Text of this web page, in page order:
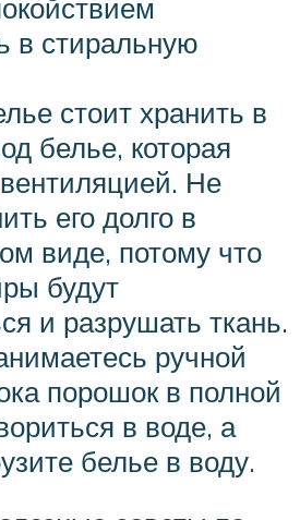
в стиральную
стоит хранить в
белье, которая
Не
его долго в
виде, потому что
будут
и разрушать ткань.
ручной
порошок в полной
в воде, а
белье в воду.